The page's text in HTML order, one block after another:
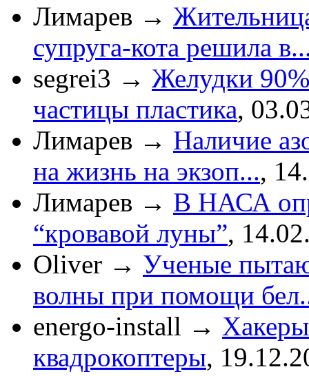
Лимарев →
супруга-кота решила
segrei3 → Желудки
частицы пластика,
Лимарев → Наличие
на жизнь на экзоп...,
Лимарев → В НАСА
“кровавой луны”,
Oliver → Ученые
волны при помощи
energo-install →
квадрокоптеры,